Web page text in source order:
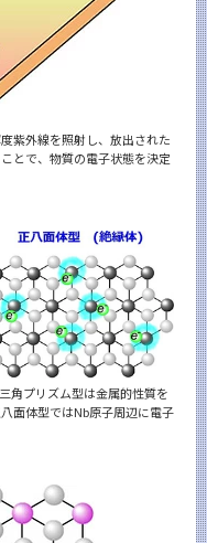
紫外線を照射し、放出された
とで、物質の電子状態を決定
角プリズム型は金属的性質を
面体型ではNb原子周辺に電子